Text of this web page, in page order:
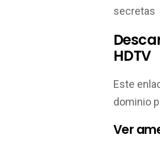
secretas
HDTV
Este
dominio
Ver